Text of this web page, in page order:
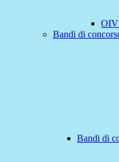
OIV
Bandi di
Bandi di